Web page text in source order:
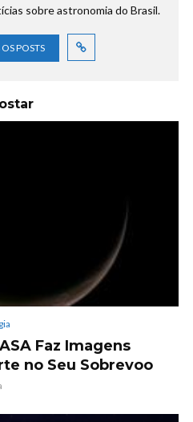
sobre astronomia do Brasil.
POSTS
Faz Imagens
no Seu Sobrevoo